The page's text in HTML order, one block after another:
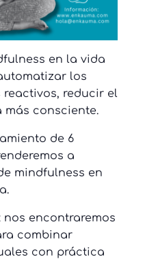
en la vida
los
reactivos, reducir el
más consciente.
de 6
a
mindfulness en
nos encontraremos
combinar
con práctica